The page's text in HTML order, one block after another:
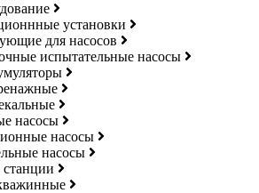
установки
для насосов
испытательные насосы
насосы
насосы
насосы